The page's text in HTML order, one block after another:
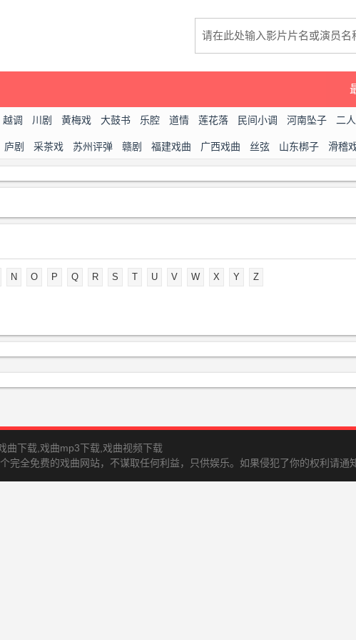
越调 川剧 黄梅戏 大鼓书 乐腔 道情 莲花落 民间小调 河南坠子 二
庐剧 采茶戏 苏州评弹 赣剧 福建戏曲 广西戏曲 丝弦 山东梆子 滑稽
N O P Q R S T U V W X Y Z
曲下载,戏曲mp3下载,戏曲视频下载
完全免费的戏曲网站，不谋取任何利益，只供娱乐。如果侵犯了你的权利请通